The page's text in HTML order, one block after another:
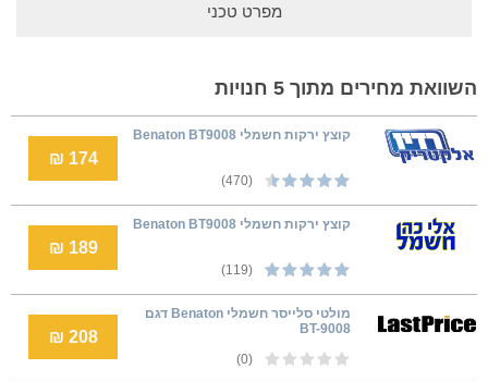
מפרט טכני
השוואת מחירים מתוך 5 חנויות
קוצץ ירקות חשמלי Benaton BT9008
(470)
174 ₪
‏קוצץ ירקות חשמלי Benaton BT9008
(119)
189 ₪
מולטי סלייסר חשמלי Benaton דגם
BT-9008
(0)
208 ₪